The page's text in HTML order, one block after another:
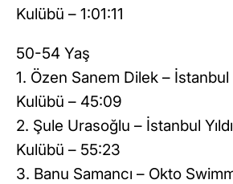
Kulübü – 1:01:11
50-54 Yaş
1. Özen Sanem Dilek –
Kulübü – 45:09
2. Şule Urasoğlu – İstanbul
Kulübü – 55:23
3. Banu Samancı – Okto